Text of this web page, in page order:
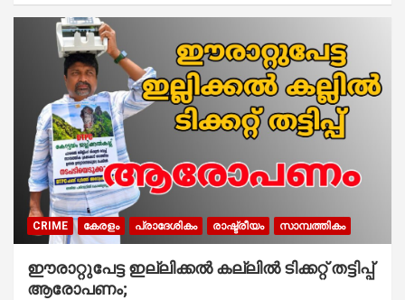
CRIME കേരളം പ്രാദേശികം രാഷ്ട്രീയം സാമ്പത്തികം
ഈരാറ്റുപേട്ട ഇല്ലിക്കൽ കല്ലിൽ ടിക്കറ്റ് തട്ടിപ്പ്
ആരോപണം;